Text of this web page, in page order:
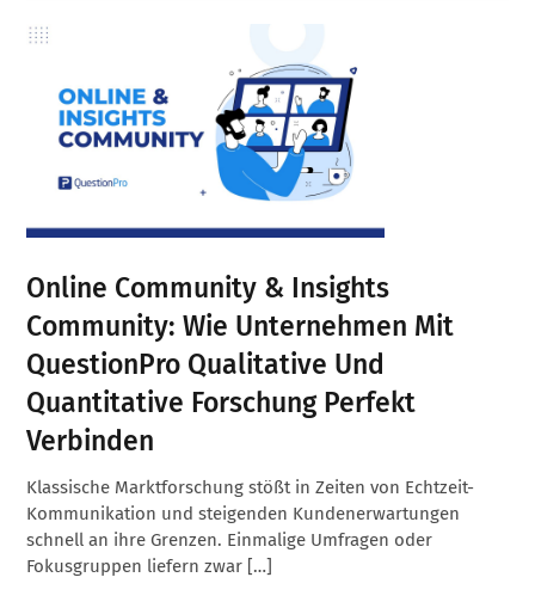
Online Community & Insights
Community: Wie Unternehmen Mit
QuestionPro Qualitative Und
Quantitative Forschung Perfekt
Verbinden
Klassische Marktforschung stößt in Zeiten von Echtzeit-
Kommunikation und steigenden Kundenerwartungen
schnell an ihre Grenzen. Einmalige Umfragen oder
Fokusgruppen liefern zwar […]